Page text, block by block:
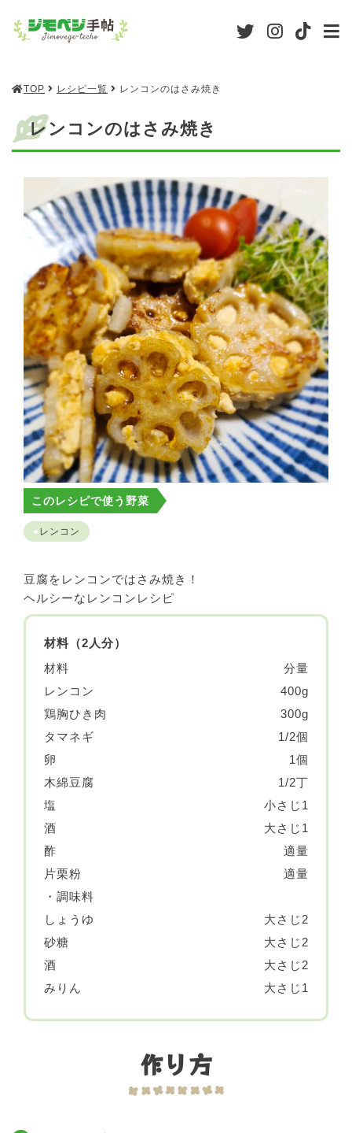
TOP レシピ一覧 レンコンのはさみ焼き
レンコンのはさみ焼き
このレシピで使う野菜
レンコン
豆腐をレンコンではさみ焼き！
ヘルシーなレンコンレシピ
材料（2人分）
材料
分量
レンコン
400g
鶏胸ひき肉
300g
タマネギ
1/2個
卵
1個
木綿豆腐
1/2丁
塩
小さじ1
酒
大さじ1
酢
適量
片栗粉
適量
・調味料
しょうゆ
大さじ2
砂糖
大さじ2
酒
大さじ2
みりん
大さじ1
作り方